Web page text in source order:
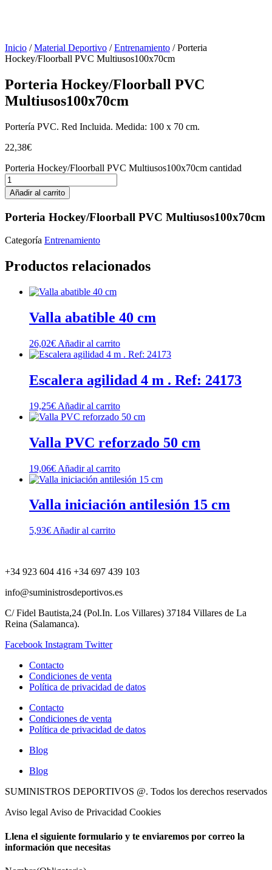
Inicio /Material Deportivo /Entrenamiento / Porteria
Hockey/Floorball PVC Multiusos100x70cm
Porteria Hockey/Floorball PVC
Multiusos100x70cm
Portería PVC. Red Incluida. Medida: 100 x 70 cm.
22,38€
Porteria Hockey/Floorball PVC Multiusos100x70cm cantidad
Añadir al carrito
Porteria Hockey/Floorball PVC Multiusos100x70cm
Categoría Entrenamiento
Productos relacionados
Valla abatible 40 cm
26,02€ Añadir al carrito
Escalera agilidad 4 m . Ref: 24173
19,25€ Añadir al carrito
Valla PVC reforzado 50 cm
19,06€ Añadir al carrito
Valla iniciación antilesión 15 cm
5,93€ Añadir al carrito
+34 923 604 416 +34 697 439 103
info@suministrosdeportivos.es
C/ Fidel Bautista,24 (Pol.In. Los Villares) 37184 Villares de La
Reina (Salamanca).
Facebook Instagram Twitter
Contacto
Condiciones de venta
Política de privacidad de datos
Contacto
Condiciones de venta
Política de privacidad de datos
Blog
Blog
SUMINISTROS DEPORTIVOS @. Todos los derechos reservados
Aviso legal Aviso de Privacidad Cookies
Llena el siguiente formulario y te enviaremos por correo la
información que necesitas